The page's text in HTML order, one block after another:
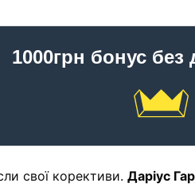
1000грн бонус
свої корективи. Даріус